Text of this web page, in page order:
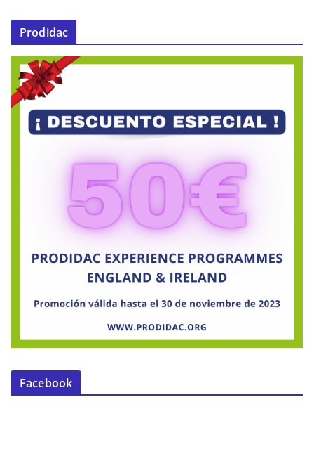
Prodidac
Facebook